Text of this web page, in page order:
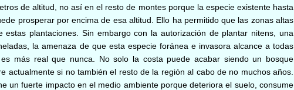
de altitud, no así en el resto de montes porque la especie existente hasta
prosperar por encima de esa altitud. Ello ha permitido que las zonas altas
plantaciones. Sin embargo con la autorización de plantar nitens, una
la amenaza de que esta especie foránea e invasora alcance a todas
más real que nunca. No solo la costa puede acabar siendo un bosque
actualmente si no también el resto de la región al cabo de no muchos años.
un fuerte impacto en el medio ambiente porque deteriora el suelo, consume